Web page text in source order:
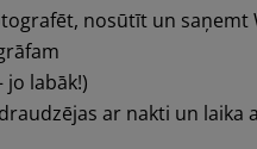
nosūtīt un saņemt
jo labāk!)
ar nakti un laika